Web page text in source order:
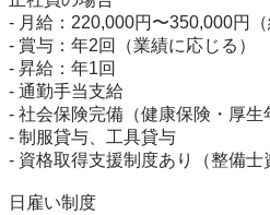
- 月給：220,000円〜350,000円
- 賞与：年2回（業績に応じる）
- 昇給：年1回
- 通勤手当支給
- 社会保険完備（健康保険・厚生
- 制服貸与、工具貸与
- 資格取得支援制度あり（整備士
日雇い制度